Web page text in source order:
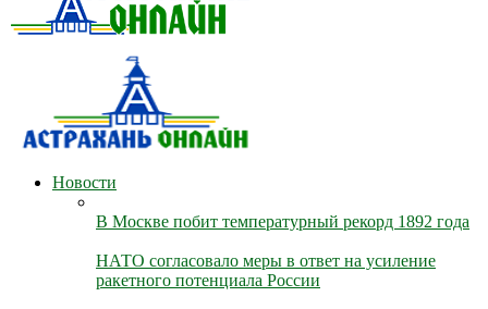
Новости
В Москве побит температурный рекорд 1892 года
НАТО согласовало меры в ответ на усиление
ракетного потенциала России